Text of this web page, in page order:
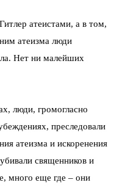
атеистами, а в том,
атеизма люди
Нет ни малейших
люди, громогласно
преследовали
атеизма и искоренения
священников и
много еще где – они